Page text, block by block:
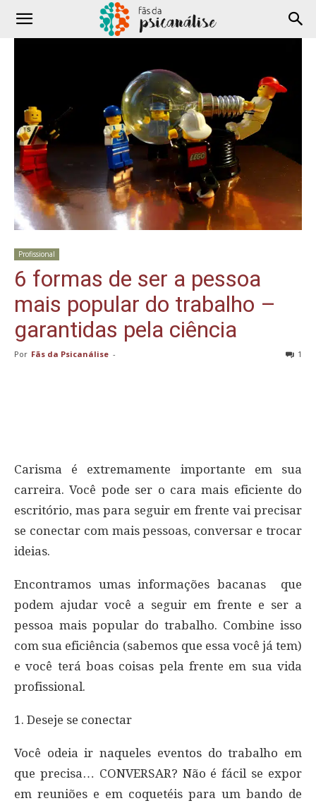
Profissional
6 formas de ser a pessoa
mais popular do trabalho –
garantidas pela ciência
Por Fãs da Psicanálise - 1
Carisma é extremamente importante em sua
carreira. Você pode ser o cara mais eficiente do
escritório, mas para seguir em frente vai precisar
se conectar com mais pessoas, conversar e trocar
ideias.
Encontramos umas informações bacanas que
podem ajudar você a seguir em frente e ser a
pessoa mais popular do trabalho. Combine isso
com sua eficiência (sabemos que essa você já tem)
e você terá boas coisas pela frente em sua vida
profissional.
1. Deseje se conectar
Você odeia ir naqueles eventos do trabalho em
que precisa… CONVERSAR? Não é fácil se expor
em reuniões e em coquetéis para um bando de